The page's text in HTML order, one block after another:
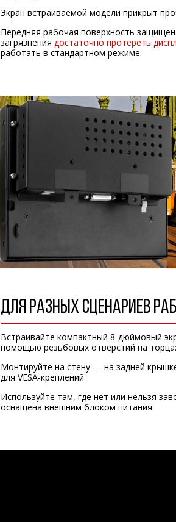
Экран встраиваемой модели прикрыт
Передняя рабочая поверхность
загрязнения достаточно протереть
работать в стандартном режиме.
ДЛЯ РАЗНЫХ СЦЕНАРИЕВ
Встраивайте компактный 8-дюймовый
помощью резьбовых отверстий на
Монтируйте на стену — на задней
для VESA-креплений.
Используйте там, где нет или нельзя
оснащена внешним блоком питания.